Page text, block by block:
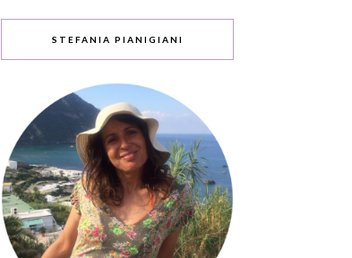
STEFANIA PIANIGIANI